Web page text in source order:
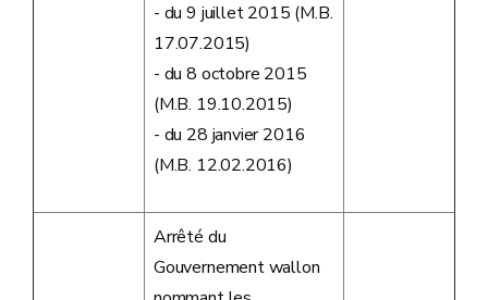
- du 9 juillet 2015 (M.B.
17.07.2015)
- du 8 octobre 2015
(M.B. 19.10.2015)
- du 28 janvier 2016
(M.B. 12.02.2016)
Arrêté du
Gouvernement wallon